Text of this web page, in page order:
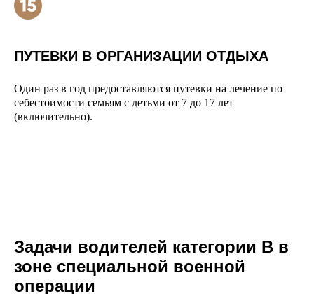
ПУТЕВКИ В ОРГАНИЗАЦИИ ОТДЫХА
Один раз в год предоставляются путевки на лечение по
себестоимости семьям с детьми от 7 до 17 лет
(включительно).
Задачи водителей категории В в
зоне специальной военной
операции